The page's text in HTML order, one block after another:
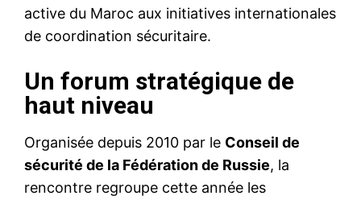
active du Maroc aux initiatives internationales
de coordination sécuritaire.
Un forum stratégique de
haut niveau
Organisée depuis 2010 par le Conseil de
sécurité de la Fédération de Russie, la
rencontre regroupe cette année les